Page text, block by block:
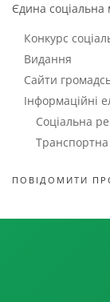
Єдина соціальна
Конкурс
Видання
Сайти
Інформаційні
Соціальна
Транспортна
ПОВІДОМИТИ